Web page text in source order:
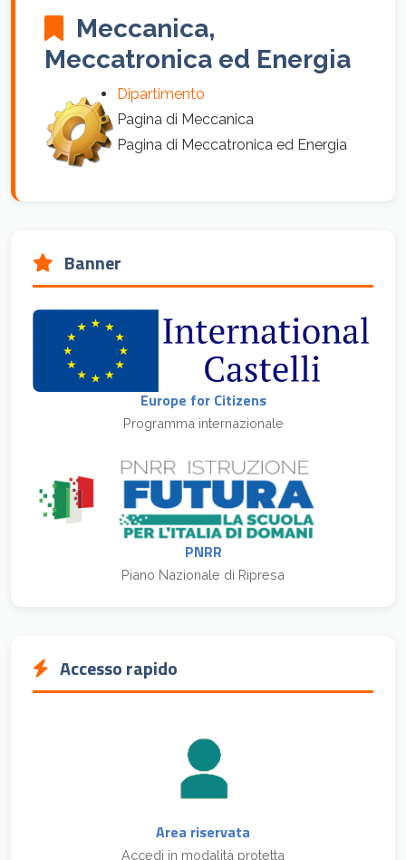
Meccanica,
Meccatronica ed Energia
Dipartimento
Pagina di Meccanica
Pagina di Meccatronica ed Energia
Banner
Europe for Citizens
Programma internazionale
PNRR
Piano Nazionale di Ripresa
Accesso rapido
Area riservata
Accedi in modalità protetta